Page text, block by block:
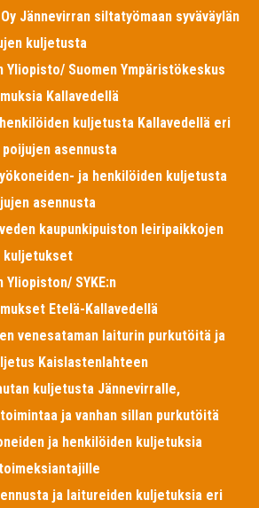
Jännevirran siltatyömaan syväväylän
kuljetusta
Yliopisto/ Suomen Ympäristökeskus
Kallavedellä
kuljetusta Kallavedellä eri
asennusta
ja henkilöiden kuljetusta
asennusta
kaupunkipuiston leiripaikkojen
kuljetukset
Yliopiston/ SYKE:n
Etelä-Kallavedellä
venesataman laiturin purkutöitä ja
Kaislastenlahteen
kuljetusta Jännevirralle,
ja vanhan sillan purkutöitä
ja henkilöiden kuljetuksia
ja laitureiden kuljetuksia eri